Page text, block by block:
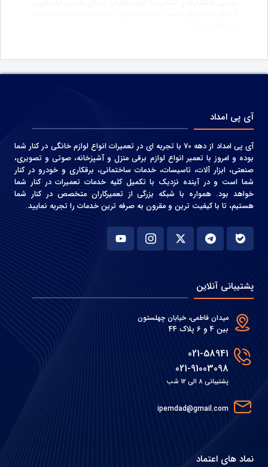
آی پی امداد
آی پی امداد از دهه 70 با تجربه ای در تعمیرات انواع لوازم خانگی در کنار شما
بوده و امروز با تعمیر انواع لوازم برقی منزل و آشپزخانه، صوتی و‌ تصویری،
صنعتی، ابزار آلات، تاسیسات، خدمات ساختمانی، برقکاری و خودرو در کنار
شما است و در آینده نزدیک با تکمیل کلیه خدمات تعمیرات در کنار شما
خواهد بود. همواره با شبکه بزرگی از تعمیرکاران متخصص در کنار شما
هستیم، تا با کیفیت ترین و مقرون به صرفه ترین خدمات را تجربه نمایید.
پشتیبانی آنلاین
میدان فاطمی، خیابان چهلستون
بین 4 و 6 پلاک 44
021-58941
021-91003098
پشتیبانی 8 الی 12 شب
ipemdad@gmail.com
نماد های اعتماد